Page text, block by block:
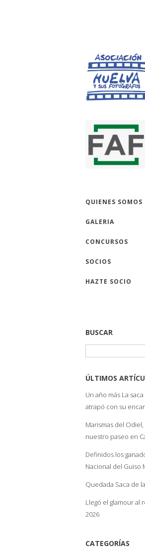
QUIENES SOMOS
GALERIA
CONCURSOS
SOCIOS
HAZTE SOCIO
BUSCAR
ÚLTIMOS
Un año más La
atrapó con su
Marismas del
nuestro paseo en
Definidos los
Nacional del Guiso
Quedada Saca de
Llegó el glamour al
2026
CATEGORÍAS